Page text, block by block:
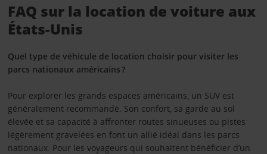
FAQ sur la location de voiture aux
États-Unis
Quel type de véhicule de location choisir pour visiter les
parcs nationaux américains ?
Pour explorer les grands espaces américains, un SUV est
généralement recommandé. Son confort, sa garde au sol
élevée et sa capacité à affronter routes sinueuses ou pistes
légèrement gravelées en font un allié idéal dans les parcs
nationaux. Pour les voyageurs qui souhaitent bénéficier d’un